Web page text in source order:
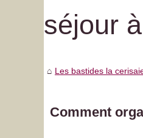
séjour
Les bastides la
Comment